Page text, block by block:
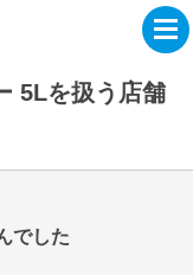
5Lを扱う店舗
でした